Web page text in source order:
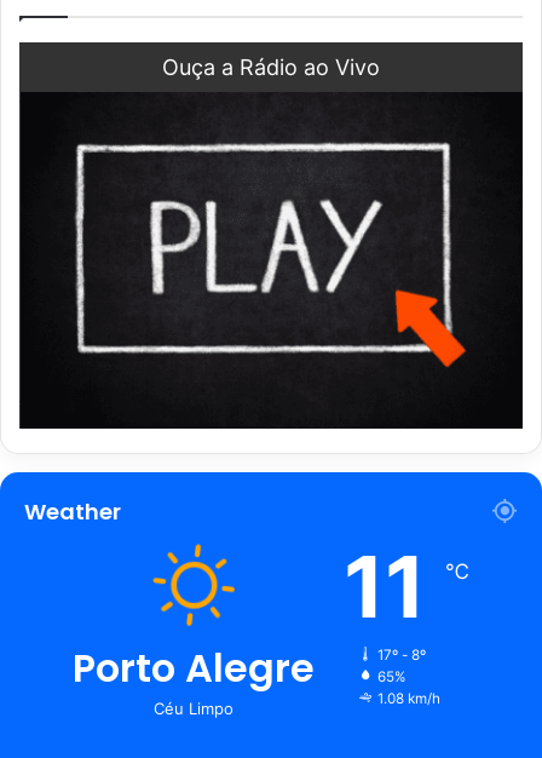
Ouça a Rádio ao Vivo
Weather
Porto Alegre
Céu Limpo
11 ℃
17º - 8º
65%
1.08 km/h